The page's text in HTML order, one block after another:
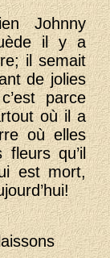
Johnny
il y a
il semait
de jolies
parce
où il a
où elles
qu’il
est mort,